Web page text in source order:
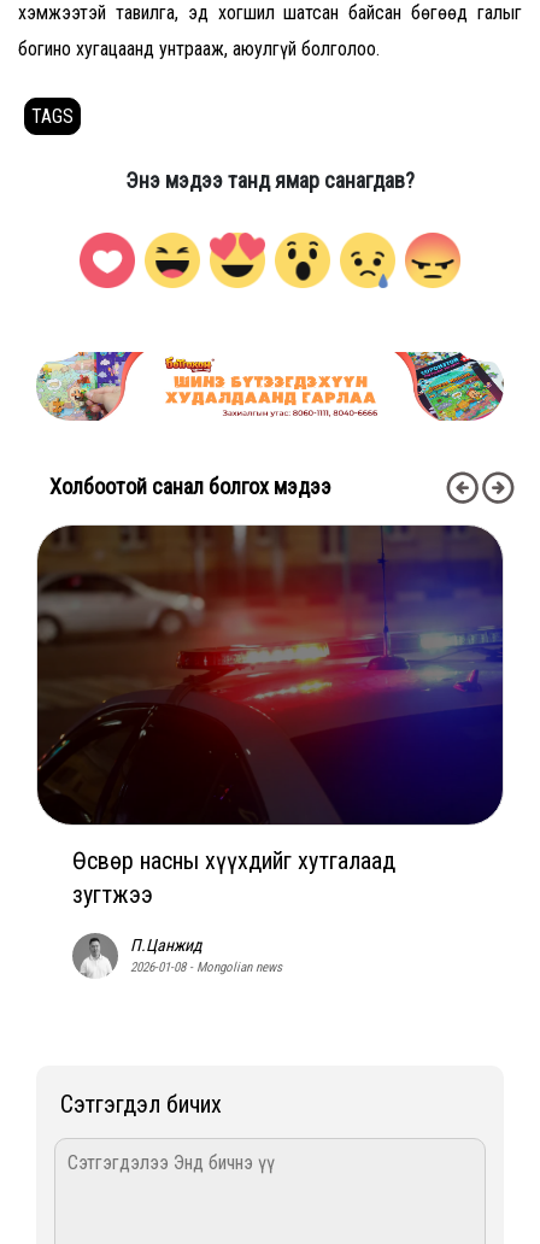
хэмжээтэй тавилга, эд хогшил шатсан байсан бөгөөд галыг
богино хугацаанд унтрааж, аюулгүй болголоо.
TAGS
Энэ мэдээ танд ямар санагдав?
Холбоотой санал болгох мэдээ
Өсвөр насны хүүхдийг хутгалаад
зугтжээ
П.Цанжид
2026-01-08 - Mongolian news
Сэтгэгдэл бичих